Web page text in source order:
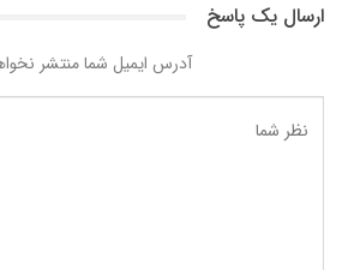
ارسال یک پاسخ
آدرس ایمیل شما منتشر